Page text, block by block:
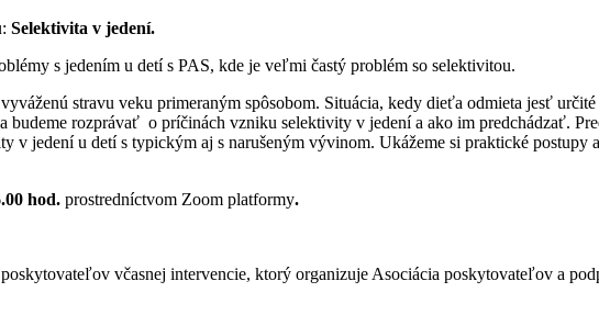
Selektivita v jedení.
s jedením u detí s PAS, kde je veľmi častý problém so selektivitou.
stravu veku primeraným spôsobom. Situácia, kedy dieťa odmieta jesť
rozprávať o príčinách vzniku selektivity v jedení a ako im predchádzať.
v jedení u detí s typickým aj s narušeným vývinom. Ukážeme si praktické
hod. prostredníctvom Zoom platformy.
včasnej intervencie, ktorý organizuje Asociácia poskytovateľov a